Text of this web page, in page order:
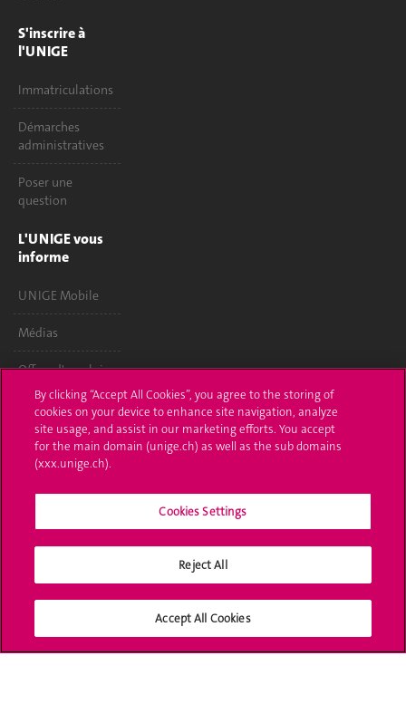
S'inscrire à
l'UNIGE
Immatriculations
Démarches
administratives
Poser une
question
L'UNIGE vous
informe
UNIGE Mobile
Médias
Offres d'emploi
Bibliothèque
Calendrier
académique
Médias sociaux
By clicking “Accept All Cookies”, you agree to the storing of
cookies on your device to enhance site navigation, analyze
site usage, and assist in our marketing efforts. You accept
for the main domain (unige.ch) as well as the sub domains
(xxx.unige.ch).
Cookies Settings
Reject All
Accept All Cookies